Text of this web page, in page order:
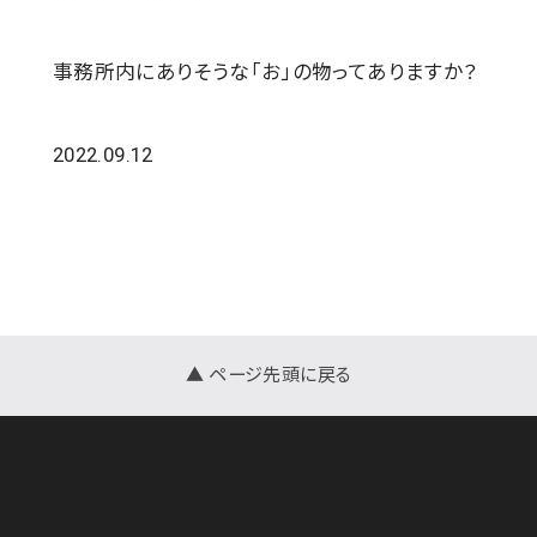
事務所内にありそうな「お」の物ってありますか？
2022.09.12
▲ ページ先頭に戻る